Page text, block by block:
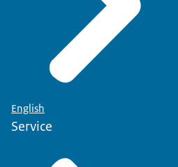
English
Service